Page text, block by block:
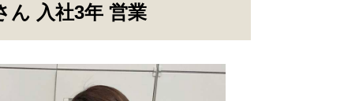
入社3年 営業